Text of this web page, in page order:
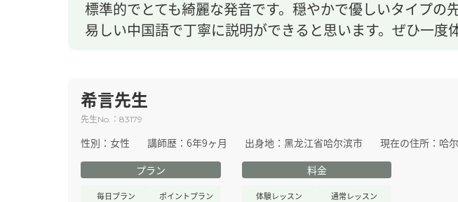
標準的でとても綺麗な発音です。穏やかで優しいタイプの
易しい中国語で丁寧に説明ができると思います。ぜひ一
希言先生
先生No. ： 83179
性別： 女性 講師歴： 6年9ヶ月 出身地： 黑龙江省哈尔滨市 現在の住所： 哈
プラン
毎日プラン ポイントプラン
料金
体験レッスン 通常レッスン